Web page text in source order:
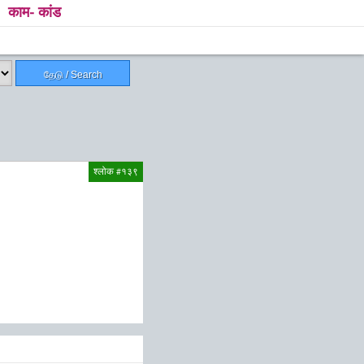
काम- कांड
தேடு / Search
श्लोक #१३९